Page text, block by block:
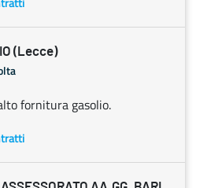
(Lecce)
fornitura gasolio.